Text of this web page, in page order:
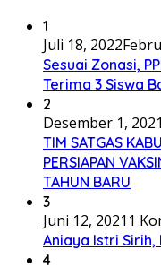
1
Juli 18, 2022
Sesuai Zonasi,
Terima 3 Siswa
2
Desember 1, 2021
TIM SATGAS
PERSIAPAN
TAHUN BARU
3
Juni 12, 2021 1
Aniaya Istri
4